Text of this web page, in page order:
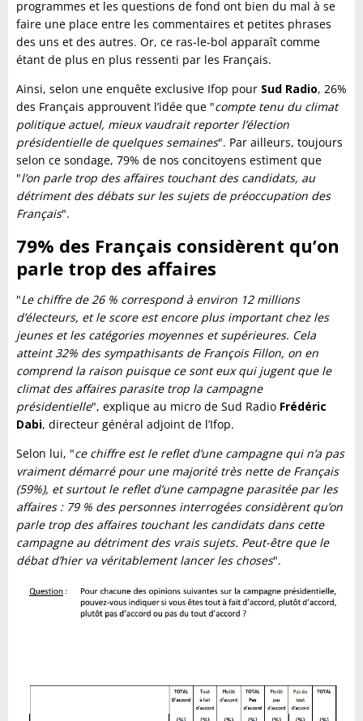
programmes et les questions de fond ont bien du mal à se
faire une place entre les commentaires et petites phrases
des uns et des autres. Or, ce ras-le-bol apparaît comme
étant de plus en plus ressenti par les Français.
Ainsi, selon une enquête exclusive Ifop pour Sud Radio, 26%
des Français approuvent l’idée que "compte tenu du climat
politique actuel, mieux vaudrait reporter l’élection
présidentielle de quelques semaines". Par ailleurs, toujours
selon ce sondage, 79% de nos concitoyens estiment que
"l’on parle trop des affaires touchant des candidats, au
détriment des débats sur les sujets de préoccupation des
Français".
79% des Français considèrent qu’on
parle trop des affaires
"Le chiffre de 26 % correspond à environ 12 millions
d’électeurs, et le score est encore plus important chez les
jeunes et les catégories moyennes et supérieures. Cela
atteint 32% des sympathisants de François Fillon, on en
comprend la raison puisque ce sont eux qui jugent que le
climat des affaires parasite trop la campagne
présidentielle", explique au micro de Sud Radio Frédéric
Dabi, directeur général adjoint de l’Ifop.
Selon lui, "ce chiffre est le reflet d’une campagne qui n’a pas
vraiment démarré pour une majorité très nette de Français
(59%), et surtout le reflet d’une campagne parasitée par les
affaires : 79 % des personnes interrogées considèrent qu’on
parle trop des affaires touchant les candidats dans cette
campagne au détriment des vrais sujets. Peut-être que le
débat d’hier va véritablement lancer les choses".